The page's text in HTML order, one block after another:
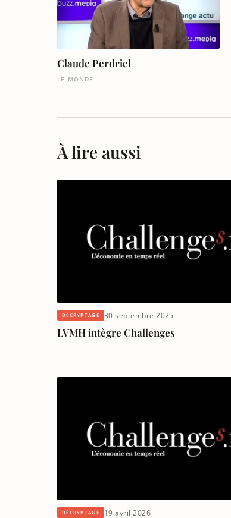
Claude Perdriel
LE MONDE
À lire aussi
DÉCRYPTAGE 30 septembre 2025
LVMH intègre Challenges
DÉCRYPTAGE 19 avril 2026